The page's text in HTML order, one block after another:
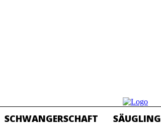
SCHWANGERSCHAFT SÄUGLING